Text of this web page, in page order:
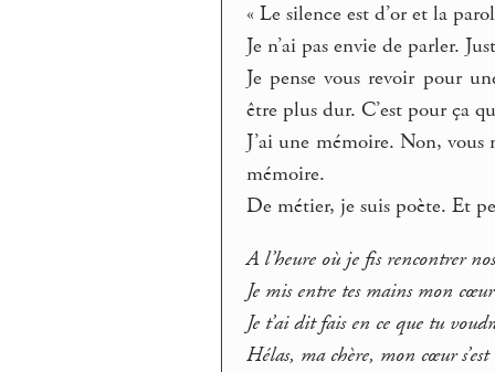
« Le silence est d’or et la
Je n’ai pas envie de parler.
Je pense vous revoir pour
être plus dur. C’est pour ça
J’ai une mémoire. Non, vous
mémoire.
De métier, je suis poète. Et
A l’heure où je fis rencontrer
Je mis entre tes mains mon
Je t’ai dit fais en ce que tu
Hélas, ma chère, mon cœur